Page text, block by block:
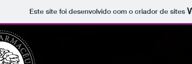
Este site foi desenvolvido com o criador de sites